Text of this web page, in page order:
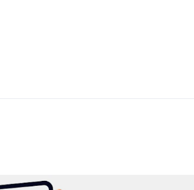
¡Existe vida más allá de Zoom!